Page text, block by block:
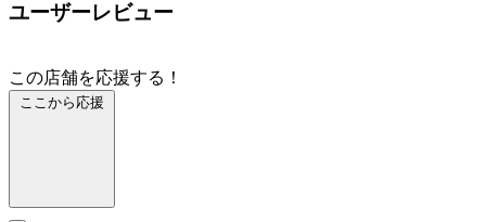
ユーザーレビュー
この店舗を応援する！
ここから応援